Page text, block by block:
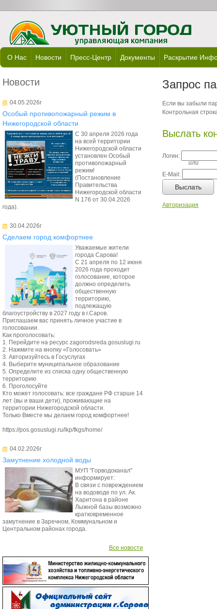
О Нас Новости Пресс-Центр Документы Раскрытие
Новости
04.05.2026г
Особый противопожарный режим в
Нижегородской области
С 30 апреля 2026 года
на всей территории
Нижегородской области
установлен Особый
противопожарный
режим!
(Постановление
Правительства
Нижегородской области
N 176 от 30.04.2026
года).
30.04.2026г
Сделаем город комфортнее
Уважаемые жители
города Сарова!
С 21 апреля по 12 июня
2026 года проходит
голосование, которое
должно определить
общественную
территорию,
подлежащую
благоустройству в 2027 году в г.Саров.
Приглашаем вас принять личное участие в
голосовании.
Как проголосовать:
1. Перейдите на ресурс zagorodsreda.gosuslugi.ru
2. Нажмите на кнопку «Голосовать»
3. Авторизуйтесь в Госуслугах
4. Выберите муниципальное образование
5. Определите из списка одну общественную
территорию
6. Проголосуйте
Кто может голосовать: все граждане РФ старше 14
лет (вы и ваши дети), проживающие на
территории Нижегородской области.
Только Вместе мы делаем город комфортнее!
https://pos.gosuslugi.ru/lkp/fkgs/home/
04.02.2026г
Замутнение холодной воды
МУП "Горводоканал"
информирует:
В связи с повреждением
на водоводе по ул. Ак.
Харитона в районе
Лыжной базы возможно
кратковременное
замутнение в Заречном, Коммунальном и
Центральном районах города.
Все новости
Запрос
Если вы забыли
Контрольная
Выслать
Логин:
или
E-Mail:
Выслать
Авторизация